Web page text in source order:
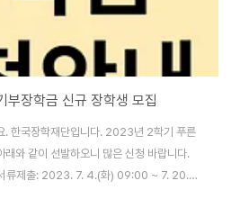
부장학금 신규 장학생 모집
. 한국장학재단입니다. 2023년 2학기 푸른
와 같이 선발하오니 많은 신청 바랍니다.
서류제출: 2023. 7. 4.(화) 09:00 ~ 7. 20.
7. 21.(금) ~ 2023. 9. 14.(목) ㅇ 선발